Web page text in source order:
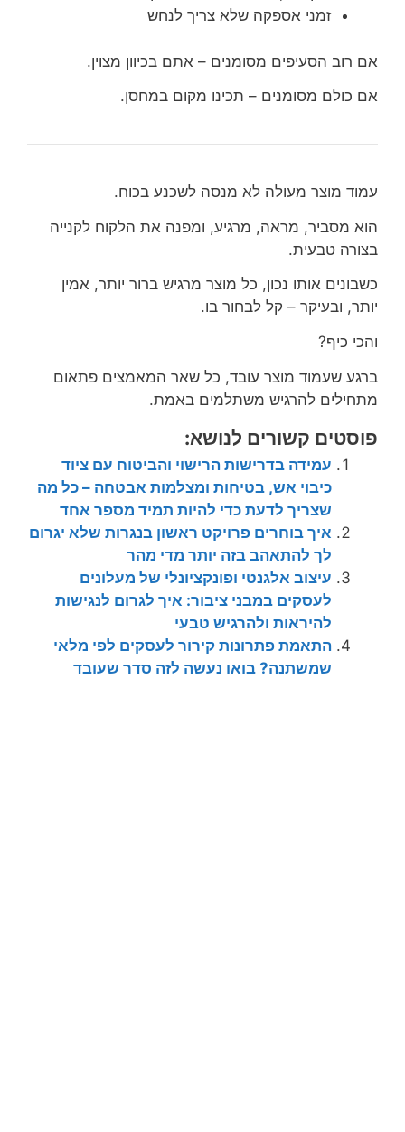
זמני אספקה שלא צריך לנחש
אם רוב הסעיפים מסומנים – אתם בכיוון מצוין.
אם כולם מסומנים – תכינו מקום במחסן.
עמוד מוצר מעולה לא מנסה לשכנע בכוח.
הוא מסביר, מראה, מרגיע, ומפנה את הלקוח לקנייה
בצורה טבעית.
כשבונים אותו נכון, כל מוצר מרגיש ברור יותר, אמין
יותר, ובעיקר – קל לבחור בו.
והכי כיף?
ברגע שעמוד מוצר עובד, כל שאר המאמצים פתאום
מתחילים להרגיש משתלמים באמת.
פוסטים קשורים לנושא:
עמידה בדרישות הרישוי והביטוח עם ציוד
כיבוי אש, בטיחות ומצלמות אבטחה – כל מה
שצריך לדעת כדי להיות תמיד מספר אחד
איך בוחרים פרויקט ראשון בנגרות שלא יגרום
לך להתאהב בזה יותר מדי מהר
עיצוב אלגנטי ופונקציונלי של מעלונים
לעסקים במבני ציבור: איך לגרום לנגישות
להיראות ולהרגיש טבעי
התאמת פתרונות קירור לעסקים לפי מלאי
שמשתנה? בואו נעשה לזה סדר שעובד